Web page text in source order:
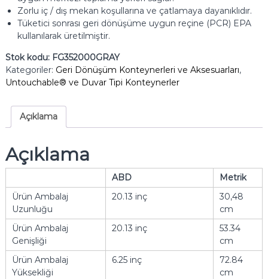
Zorlu iç / dış mekan koşullarına ve çatlamaya dayanıklıdır.
Tüketici sonrası geri dönüşüme uygun reçine (PCR) EPA
kullanılarak üretilmiştir.
Stok kodu: FG352000GRAY
Kategoriler: Geri Dönüşüm Konteynerleri ve Aksesuarları,
Untouchable® ve Duvar Tipi Konteynerler
Açıklama
Açıklama
ABD
Metrik
Ürün Ambalaj
Uzunluğu
20.13 inç
30,48
cm
Ürün Ambalaj
Genişliği
20.13 inç
53.34
cm
Ürün Ambalaj
Yüksekliği
6.25 inç
72.84
cm